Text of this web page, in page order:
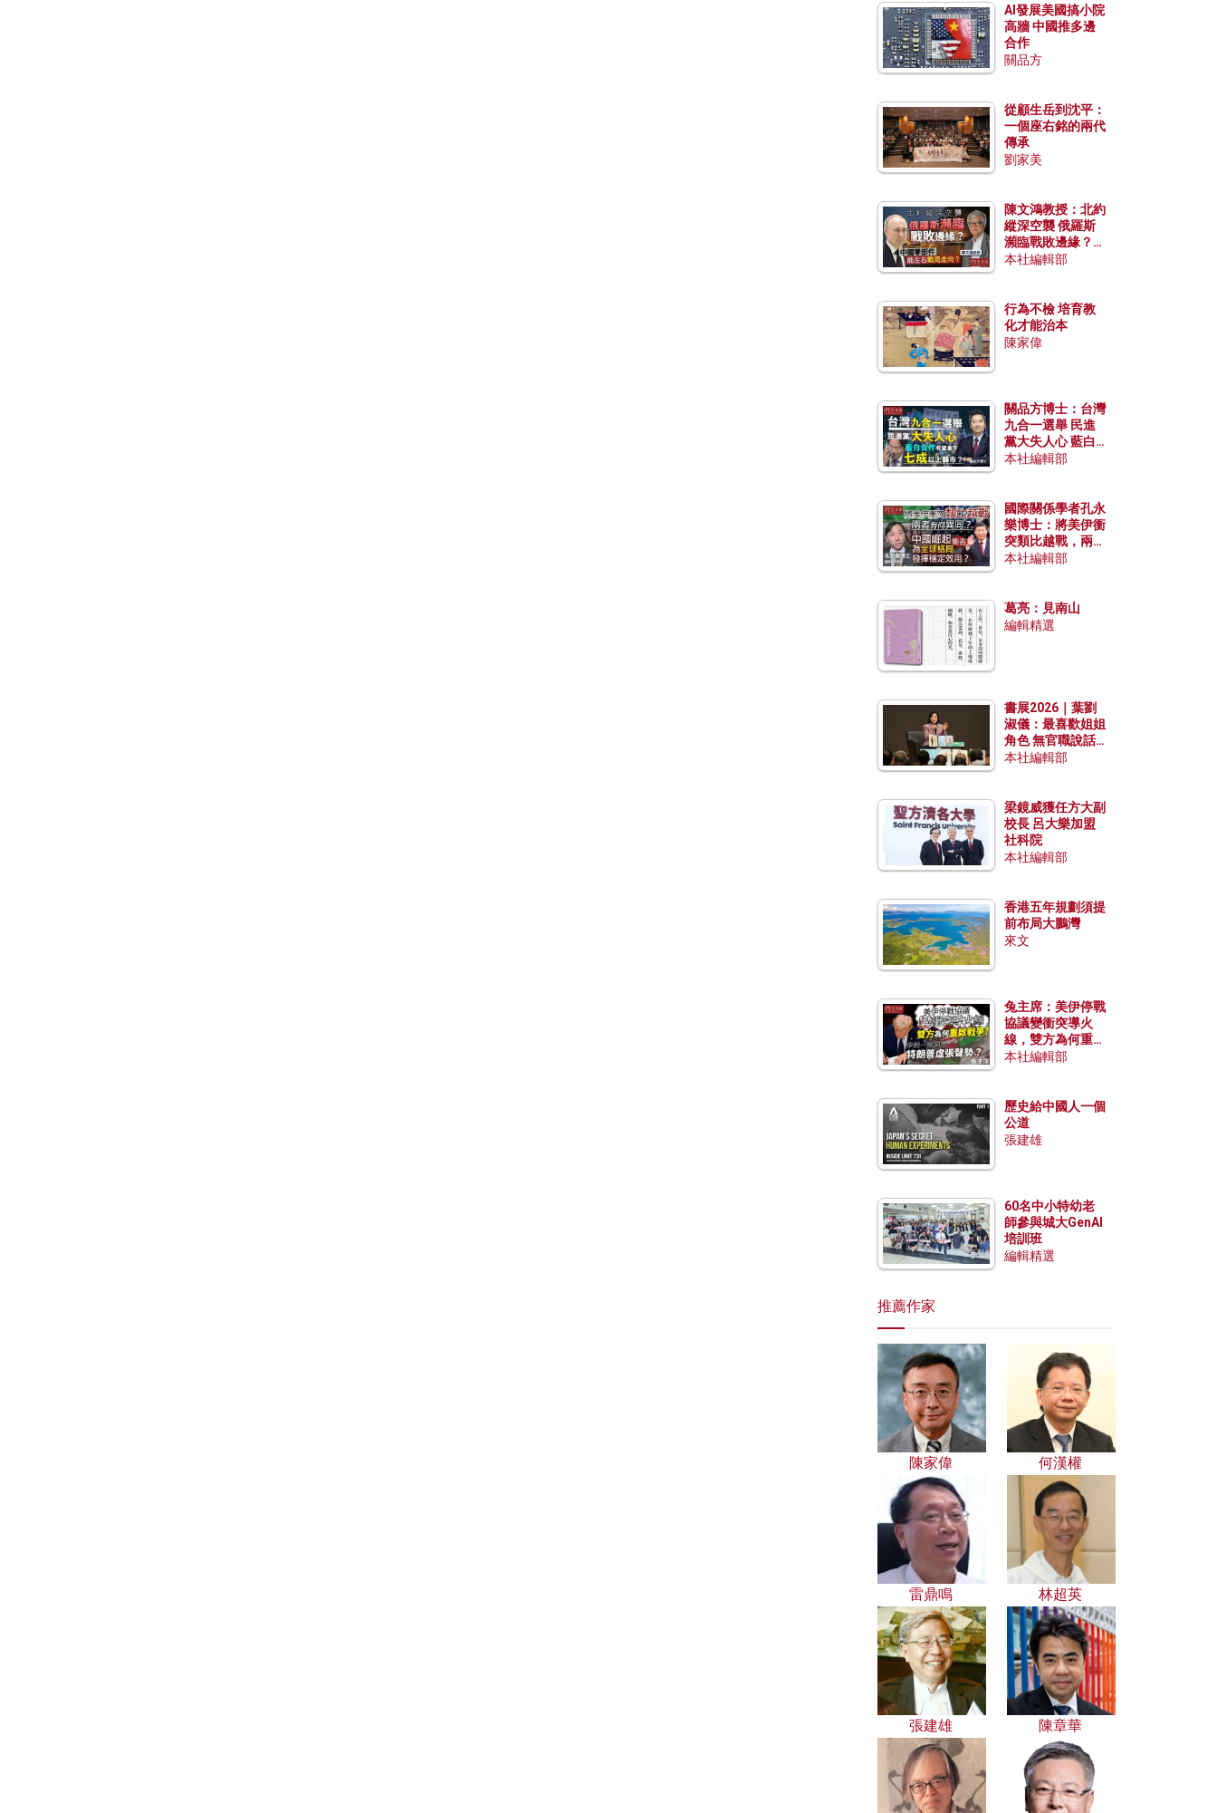
AI發展美國搞小院
高牆 中國推多邊
合作
關品方
從顧生岳到沈平：
一個座右銘的兩代
傳承
劉家美
陳文鴻教授：北約
縱深空襲 俄羅斯
瀕臨戰敗邊緣？中
國零部件能左右戰
本社編輯部
行為不檢 培育教
化才能治本
陳家偉
關品方博士：台灣
九合一選舉 民進
黨大失人心 藍白
合作有望拿下七成
本社編輯部
國際關係學者孔永
樂博士：將美伊衝
突類比越戰，兩者
有何異同？中國崛
本社編輯部
葛亮：見南山
編輯精選
書展2026｜葉劉
淑儀：最喜歡姐姐
角色 無官職說話
包袱少
本社編輯部
梁鏡威獲任方大副
校長 呂大樂加盟
社科院
本社編輯部
香港五年規劃須提
前布局大鵬灣
來文
兔主席：美伊停戰
協議變衝突導火
線，雙方為何重啟
戰爭？伊朗一早洞
本社編輯部
歷史給中國人一個
公道
張建雄
60名中小特幼老
師參與城大GenAI
培訓班
編輯精選
推薦作家
陳家偉 何漢權
雷鼎鳴 林超英
張建雄 陳章華